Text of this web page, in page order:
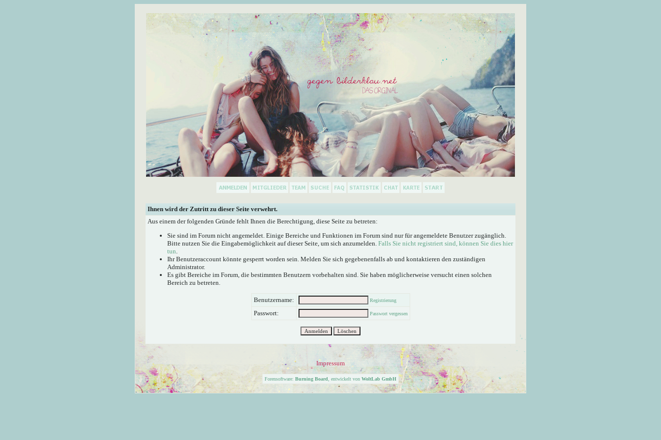
Ihnen wird der Zutritt zu dieser Seite verwehrt.
Aus einem der folgenden Gründe fehlt Ihnen die Berechtigung, diese Seite zu betreten:
Sie sind im Forum nicht angemeldet. Einige Bereiche und Funktionen im Forum sind nur für angemeldete Benutzer zugänglich.
Bitte nutzen Sie die Eingabemöglichkeit auf dieser Seite, um sich anzumelden. Falls Sie nicht registriert sind, können Sie dies hier
tun.
Ihr Benutzeraccount könnte gesperrt worden sein. Melden Sie sich gegebenenfalls ab und kontaktieren den zuständigen
Administrator.
Es gibt Bereiche im Forum, die bestimmten Benutzern vorbehalten sind. Sie haben möglicherweise versucht einen solchen
Bereich zu betreten.
Benutzername: Registrierung
Passwort: Passwort vergessen
Impressum
Forensoftware: Burning Board , entwickelt von WoltLab GmbH